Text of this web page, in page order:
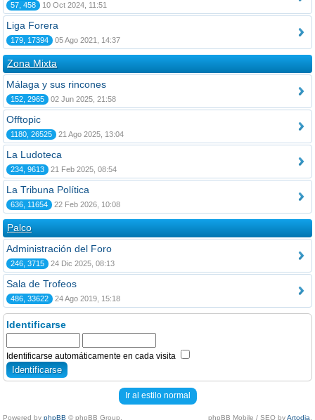
57, 458 10 Oct 2024, 11:51
Liga Forera
179, 17394 05 Ago 2021, 14:37
Zona Mixta
Málaga y sus rincones
152, 2965 02 Jun 2025, 21:58
Offtopic
1180, 26525 21 Ago 2025, 13:04
La Ludoteca
234, 9613 21 Feb 2025, 08:54
La Tribuna Política
636, 11654 22 Feb 2026, 10:08
Palco
Administración del Foro
246, 3715 24 Dic 2025, 08:13
Sala de Trofeos
486, 33622 24 Ago 2019, 15:18
Identificarse
Identificarse automáticamente en cada visita
Ir al estilo normal
Powered by phpBB © phpBB Group. phpBB Mobile / SEO byArtodia